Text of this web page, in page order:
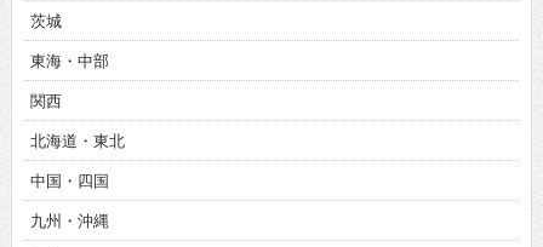
茨城
東海・中部
関西
北海道・東北
中国・四国
九州・沖縄